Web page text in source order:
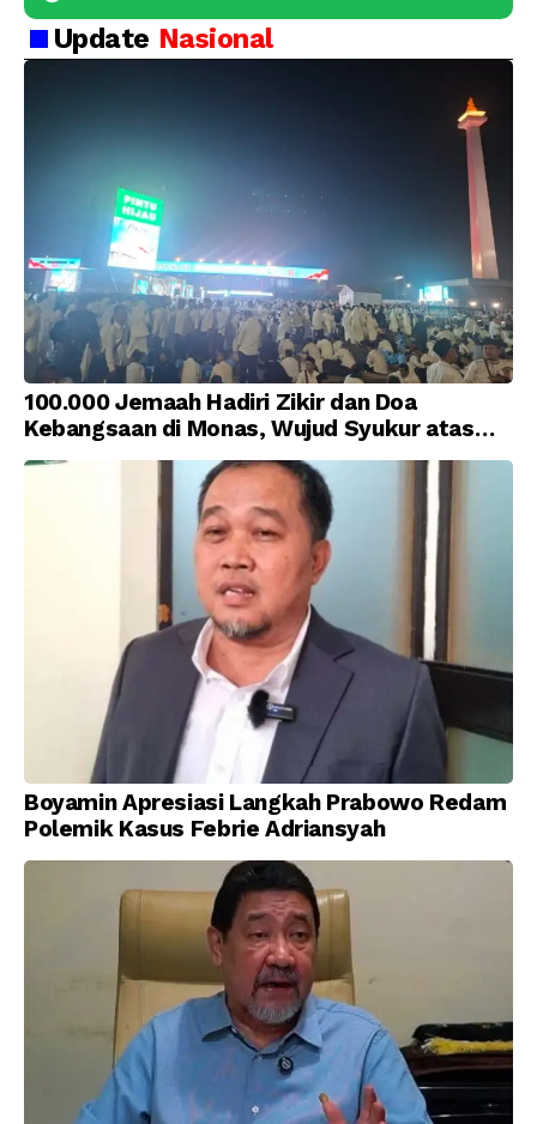
Update Nasional
100.000 Jemaah Hadiri Zikir dan Doa
Kebangsaan di Monas, Wujud Syukur atas
Kemerdekaan Indonesia
Boyamin Apresiasi Langkah Prabowo Redam
Polemik Kasus Febrie Adriansyah